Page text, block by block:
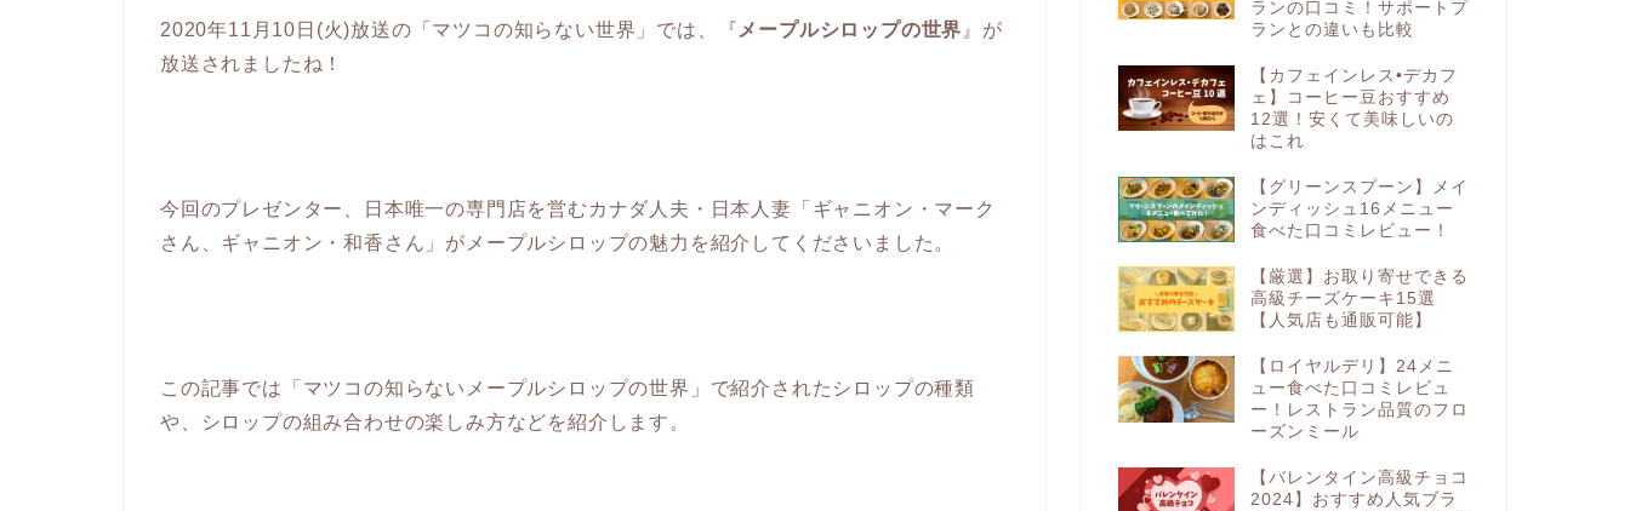
2020年11月10日(火)放送の「マツコの知らない世界」では、『 メープルシロップの世界 』が
放送されましたね！
今回のプレゼンター、日本唯一の専門店を営むカナダ人夫・日本人妻「ギャニオン・マーク
さん、ギャニオン・和香さん」がメープルシロップの魅力を紹介してくださいました。
この記事では「マツコの知らないメープルシロップの世界」で紹介されたシロップの種類
や、シロップの組み合わせの楽しみ方などを紹介します。
ランの口コミ！サポートプ
ランとの違いも比較
【カフェインレス•デカフ
ェ】コーヒー豆おすすめ
12選！安くて美味しいの
はこれ
【グリーンスプーン】メイ
ンディッシュ16メニュー
食べた口コミレビュー！
【厳選】お取り寄せできる
高級チーズケーキ15選
【人気店も通販可能】
【ロイヤルデリ】24メニ
ュー食べた口コミレビュ
ー！レストラン品質のフロ
ーズンミール
【バレンタイン高級チョコ
2024】おすすめ人気ブラ